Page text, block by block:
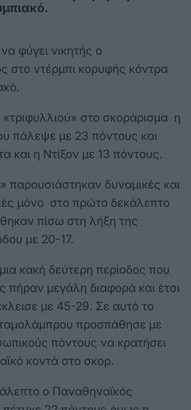
φύγει νικητής ο
στο ντέρμπι κορυφής κόντρα
στο σκοράρισμα η
πάλεψε με 23 πόντους και
και η Ντίξον με 13 πόντους.
παρουσιάστηκαν δυναμικές και
μόνο στο πρώτο δεκάλεπτο
πίσω στη λήξη της
με 20-17.
κακή δεύτερη περίοδος που
πήραν μεγάλη διαφορά και έτσι
με 45-29. Σε αυτό το
προσπάθησε με
πόντους να κρατήσει
κοντά στο σκορ.
ο Παναθηναϊκός